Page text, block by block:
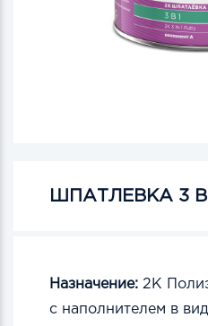
ШПАТЛЕВКА 3 В
Назначение: 2К
с наполнителем в